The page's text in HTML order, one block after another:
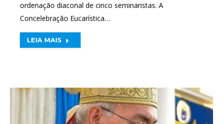
ordenação diaconal de cinco seminaristas. A
Concelebração Eucarística…
LEIA MAIS